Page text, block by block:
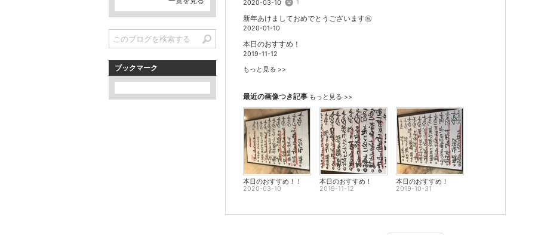
2020-03-10 1
新年あけましておめでとうございます㊗️
2020-01-10
本日のおすすめ！
2019-11-12
もっと見る >>
最近の画像つき記事 もっと見る >>
本日のおすすめ！！
2020-03-10
本日のおすすめ！
2019-11-12
本日のおすすめ！
2019-10-31
ブックマーク